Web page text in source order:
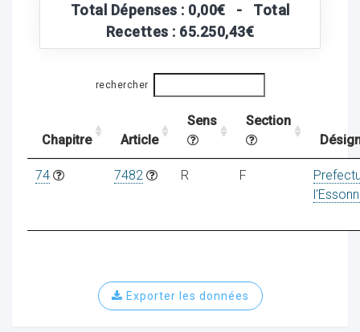
Total Dépenses : 0,00€ - Total
Recettes : 65.250,43€
rechercher
Chapitre Article
Sens
Section
74 7482 R F
Exporter les données